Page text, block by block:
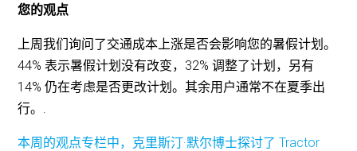
您的观点
上周我们询问了交通成本上涨是否会影响您的暑假计划。
44% 表示暑假计划没有改变，32% 调整了计划，另有
14% 仍在考虑是否更改计划。其余用户通常不在夏季出
行。.
本周的观点专栏中，克里斯汀·默尔博士探讨了 Tractor